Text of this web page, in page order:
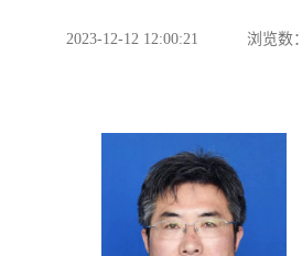
2023-12-12 12:00:21 浏览数：